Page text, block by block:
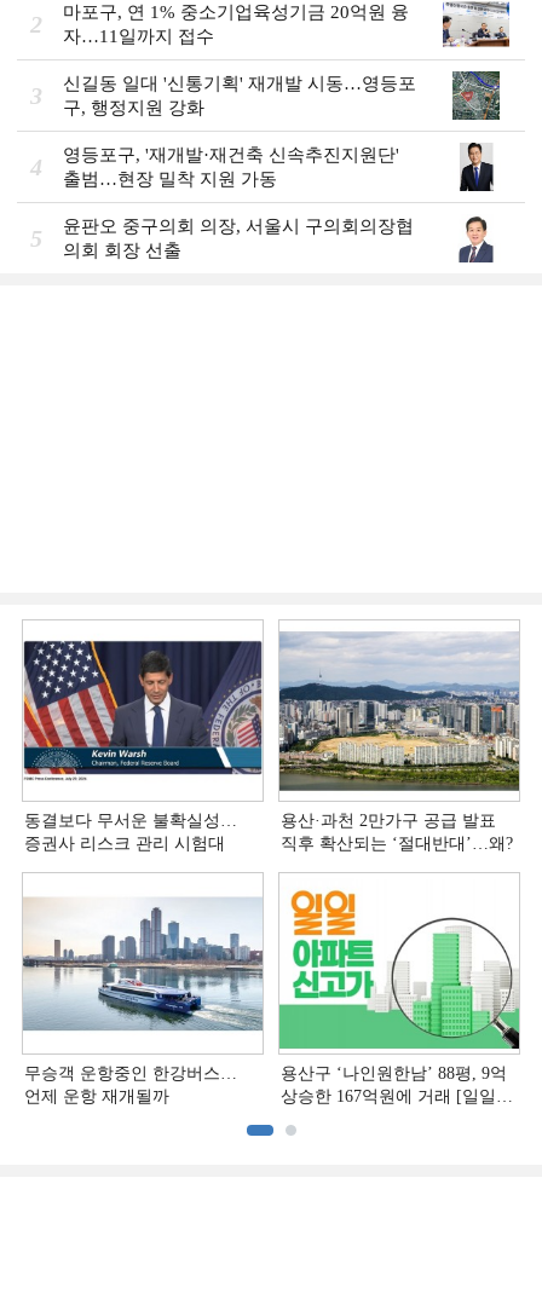
2
마포구, 연 1% 중소기업육성기금 20억원 융
자…11일까지 접수
3
신길동 일대 '신통기획' 재개발 시동…영등포
구, 행정지원 강화
4
영등포구, '재개발·재건축 신속추진지원단'
출범…현장 밀착 지원 가동
5
윤판오 중구의회 의장, 서울시 구의회의장협
의회 회장 선출
동결보다 무서운 불확실성…
증권사 리스크 관리 시험대
용산·과천 2만가구 공급 발표
직후 확산되는 ‘절대반대’…왜?
무승객 운항중인 한강버스…
언제 운항 재개될까
용산구 ‘나인원한남’ 88평, 9억
상승한 167억원에 거래 [일일